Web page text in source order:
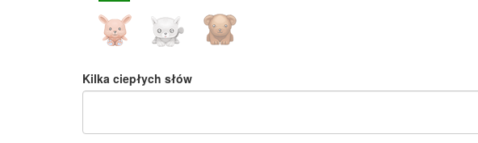
Kilka ciepłych słów